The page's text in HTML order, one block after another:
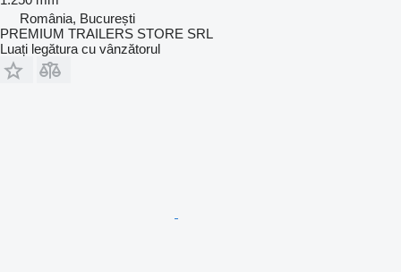
România, București
PREMIUM TRAILERS STORE SRL
Luați legătura cu vânzătorul